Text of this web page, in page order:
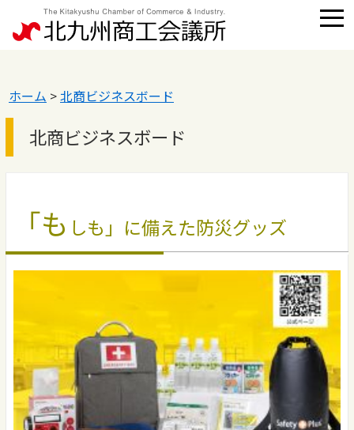
ホーム >北商ビジネスボード
北商ビジネスボード
「も しも」に備えた防災グッズ